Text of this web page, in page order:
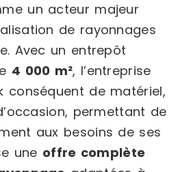
un acteur majeur
de rayonnages
Avec un entrepôt
4 000 m², l’entreprise
conséquent de matériel,
permettant de
aux besoins de ses
une offre complète